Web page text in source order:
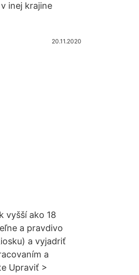
inej krajine
20.11.2020
vyšší ako 18
a pravdivo
a vyjadriť
a
Upraviť >